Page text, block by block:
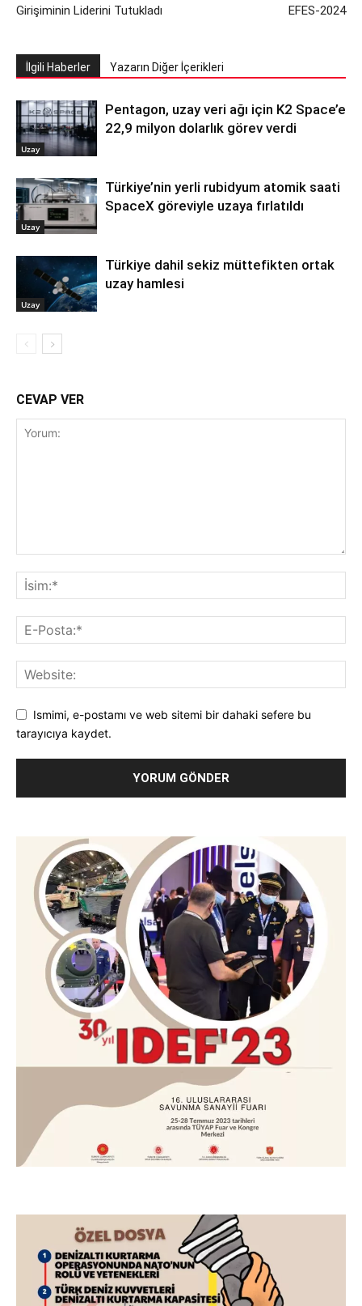
Girişiminin Liderini Tutukladı
EFES-2024
İlgili Haberler Yazarın Diğer İçerikleri
Uzay
Pentagon, uzay veri ağı için K2 Space’e
22,9 milyon dolarlık görev verdi
Uzay
Türkiye’nin yerli rubidyum atomik saati
SpaceX göreviyle uzaya fırlatıldı
Uzay
Türkiye dahil sekiz müttefikten ortak
uzay hamlesi
CEVAP VER
Ismimi, e-postamı ve web sitemi bir dahaki sefere bu
tarayıcıya kaydet.